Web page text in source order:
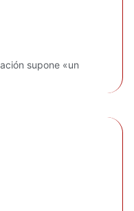
supone «un